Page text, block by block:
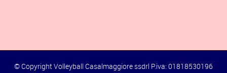
© Copyright Volleyball Casalmaggiore ssdrl P.iva: 01818530196